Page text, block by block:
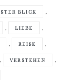
BLICK ,
, LIEBE ,
, REISE ,
, VERSTEHEN ,